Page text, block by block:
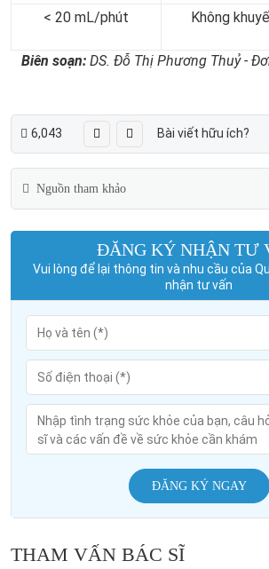
< 20 mL/phút Không
Biên soạn: DS. Đỗ Thị Phương Thuỷ -
6,043 Bài viết hữu ích?
Nguồn tham khảo
ĐĂNG KÝ NHẬN TƯ
Vui lòng để lại thông tin và nhu cầu của
nhận tư vấn
ĐĂNG KÝ NGAY
THAM VẤN BÁC SĨ